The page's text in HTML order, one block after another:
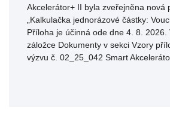
Akcelerátor+ II byla zveřejněna nová
„Kalkulačka jednorázové částky:
Příloha je účinná ode dne 4. 8. 2026.
záložce Dokumenty v sekci Vzory
výzvu č. 02_25_042 Smart